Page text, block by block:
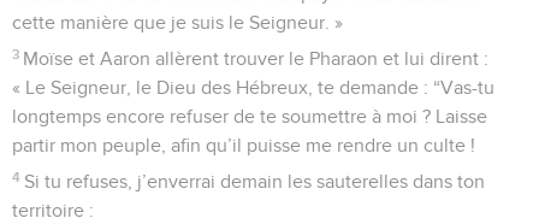
cette manière que je suis le Seigneur. »
3 Moïse et Aaron allèrent trouver le Pharaon et lui dirent :
« Le Seigneur, le Dieu des Hébreux, te demande : “Vas-tu
longtemps encore refuser de te soumettre à moi ? Laisse
partir mon peuple, afin qu’il puisse me rendre un culte !
4 Si tu refuses, j’enverrai demain les sauterelles dans ton
territoire :